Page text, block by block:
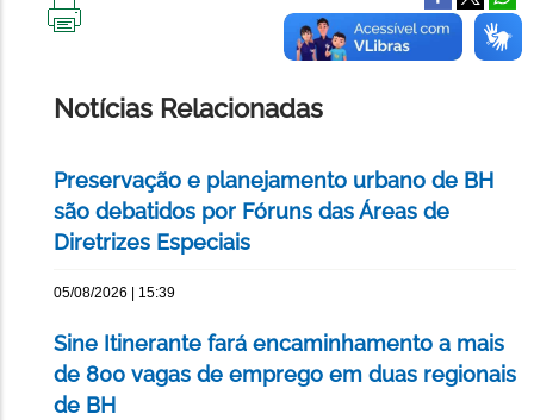
Notícias Relacionadas
Preservação e planejamento urbano de BH
são debatidos por Fóruns das Áreas de
Diretrizes Especiais
05/08/2026 | 15:39
Sine Itinerante fará encaminhamento a mais
de 800 vagas de emprego em duas regionais
de BH